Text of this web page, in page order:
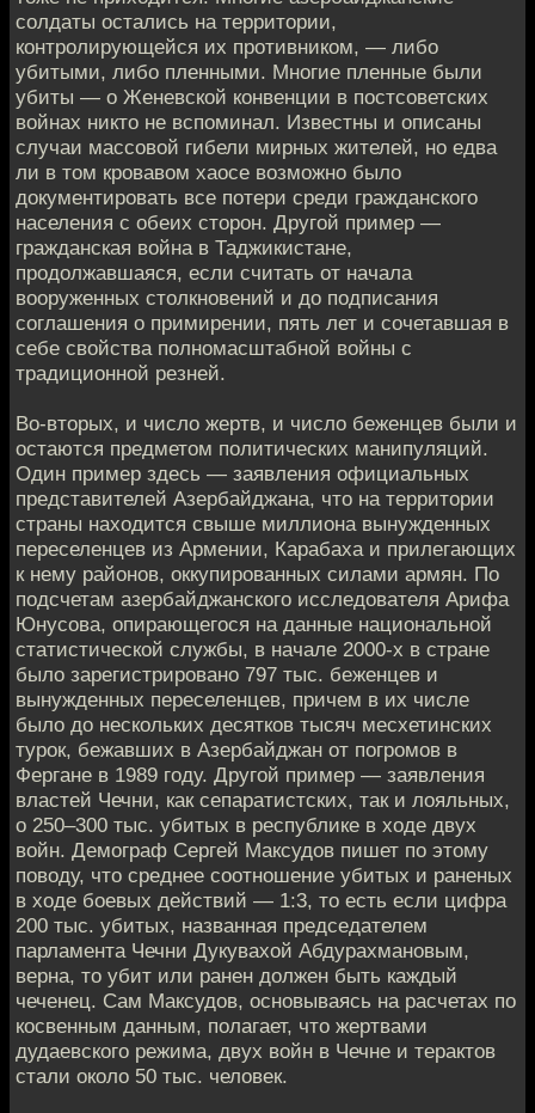
солдаты остались на территории,
контролирующейся их противником, — либо
убитыми, либо пленными. Многие пленные были
убиты — о Женевской конвенции в постсоветских
войнах никто не вспоминал. Известны и описаны
случаи массовой гибели мирных жителей, но едва
ли в том кровавом хаосе возможно было
документировать все потери среди гражданского
населения с обеих сторон. Другой пример —
гражданская война в Таджикистане,
продолжавшаяся, если считать от начала
вооруженных столкновений и до подписания
соглашения о примирении, пять лет и сочетавшая в
себе свойства полномасштабной войны с
традиционной резней.
Во-вторых, и число жертв, и число беженцев были и
остаются предметом политических манипуляций.
Один пример здесь — заявления официальных
представителей Азербайджана, что на территории
страны находится свыше миллиона вынужденных
переселенцев из Армении, Карабаха и прилегающих
к нему районов, оккупированных силами армян. По
подсчетам азербайджанского исследователя Арифа
Юнусова, опирающегося на данные национальной
статистической службы, в начале 2000-х в стране
было зарегистрировано 797 тыс. беженцев и
вынужденных переселенцев, причем в их числе
было до нескольких десятков тысяч месхетинских
турок, бежавших в Азербайджан от погромов в
Фергане в 1989 году. Другой пример — заявления
властей Чечни, как сепаратистских, так и лояльных,
о 250–300 тыс. убитых в республике в ходе двух
войн. Демограф Сергей Максудов пишет по этому
поводу, что среднее соотношение убитых и раненых
в ходе боевых действий — 1:3, то есть если цифра
200 тыс. убитых, названная председателем
парламента Чечни Дукувахой Абдурахмановым,
верна, то убит или ранен должен быть каждый
чеченец. Сам Максудов, основываясь на расчетах по
косвенным данным, полагает, что жертвами
дудаевского режима, двух войн в Чечне и терактов
стали около 50 тыс. человек.